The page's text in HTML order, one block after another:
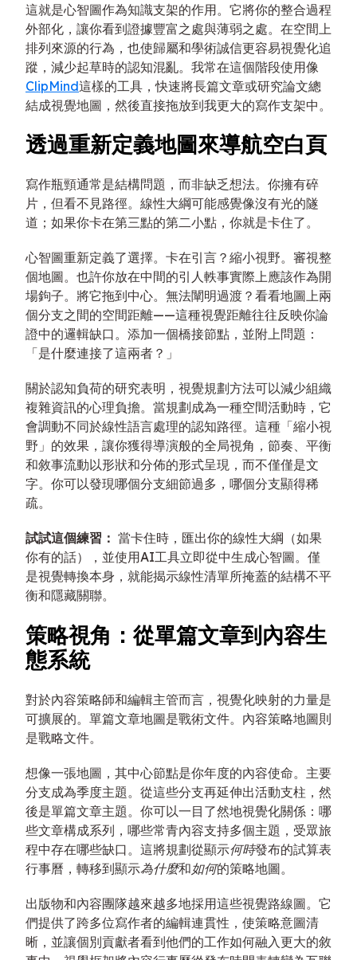
這就是心智圖作為知識支架的作用。它將你的整合過程
外部化，讓你看到證據豐富之處與薄弱之處。在空間上
排列來源的行為，也使歸屬和學術誠信更容易視覺化追
蹤，減少起草時的認知混亂。我常在這個階段使用像
ClipMind這樣的工具，快速將長篇文章或研究論文總
結成視覺地圖，然後直接拖放到我更大的寫作支架中。
透過重新定義地圖來導航空白頁
寫作瓶頸通常是結構問題，而非缺乏想法。你擁有碎
片，但看不見路徑。線性大綱可能感覺像沒有光的隧
道；如果你卡在第三點的第二小點，你就是卡住了。
心智圖重新定義了選擇。卡在引言？縮小視野。審視整
個地圖。也許你放在中間的引人軼事實際上應該作為開
場鉤子。將它拖到中心。無法闡明過渡？看看地圖上兩
個分支之間的空間距離——這種視覺距離往往反映你論
證中的邏輯缺口。添加一個橋接節點，並附上問題：
「是什麼連接了這兩者？」
關於認知負荷的研究表明，視覺規劃方法可以減少組織
複雜資訊的心理負擔。當規劃成為一種空間活動時，它
會調動不同於線性語言處理的認知路徑。這種「縮小視
野」的效果，讓你獲得導演般的全局視角，節奏、平衡
和敘事流動以形狀和分佈的形式呈現，而不僅僅是文
字。你可以發現哪個分支細節過多，哪個分支顯得稀
疏。
試試這個練習： 當卡住時，匯出你的線性大綱（如果
你有的話），並使用AI工具立即從中生成心智圖。僅
是視覺轉換本身，就能揭示線性清單所掩蓋的結構不平
衡和隱藏關聯。
策略視角：從單篇文章到內容生
態系統
對於內容策略師和編輯主管而言，視覺化映射的力量是
可擴展的。單篇文章地圖是戰術文件。內容策略地圖則
是戰略文件。
想像一張地圖，其中心節點是你年度的內容使命。主要
分支成為季度主題。從這些分支再延伸出活動支柱，然
後是單篇文章主題。你可以一目了然地視覺化關係：哪
些文章構成系列，哪些常青內容支持多個主題，受眾旅
程中存在哪些缺口。這將規劃從顯示何時發布的試算表
行事曆，轉移到顯示為什麼和如何的策略地圖。
出版物和內容團隊越來越多地採用這些視覺路線圖。它
們提供了跨多位寫作者的編輯連貫性，使策略意圖清
晰，並讓個別貢獻者看到他們的工作如何融入更大的敘